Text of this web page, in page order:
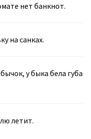
нет банкнот.
на санках.
у быка бела губа
летит.